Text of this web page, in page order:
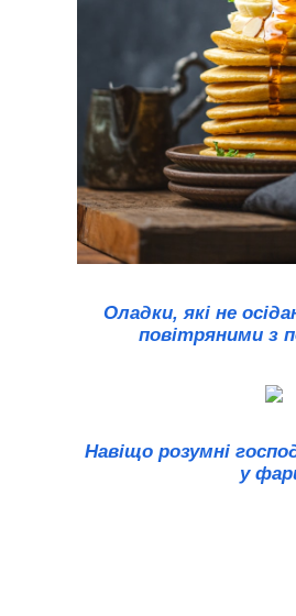
Оладки, які не
повітряними з
Навіщо розумні
у